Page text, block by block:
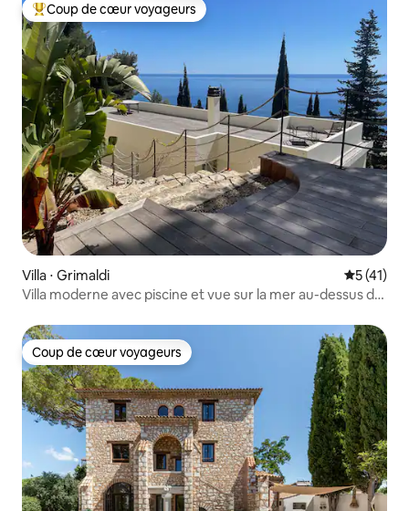
Coups de cœur voyageurs les plus appréciés
Coup de cœur voyageurs
Villa ⋅ Grimaldi
5 (41)
Villa moderne avec piscine et vue sur la mer au-dessus de
Coup de cœur voyageurs
Coup de cœur voyageurs